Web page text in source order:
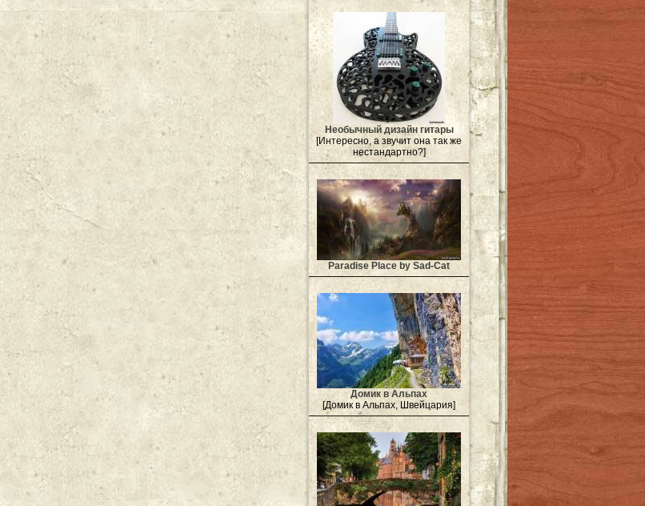
Необычный дизайн гитары
[Интересно, а звучит она так же
нестандартно?]
Paradise Place by Sad-Cat
Домик в Альпах
[Домик в Альпах, Швейцария]